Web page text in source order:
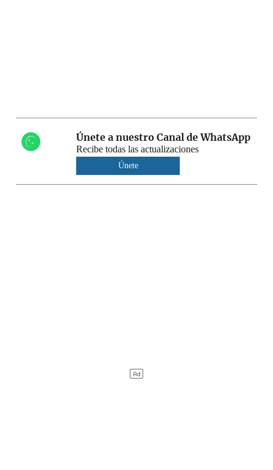
Únete a nuestro Canal de WhatsApp
Recibe todas las actualizaciones
Únete